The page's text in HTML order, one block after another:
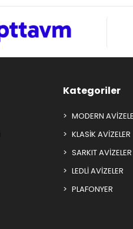
Kategoriler
MODERN
KLASİK AVİZELER
SARKIT AVİZELER
LEDLİ AVİZELER
PLAFONYER